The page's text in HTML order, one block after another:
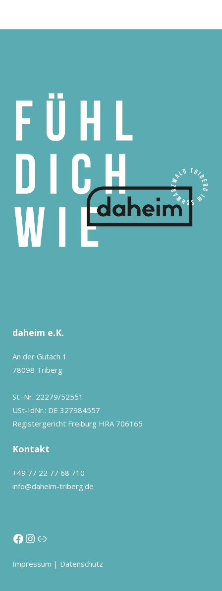
daheim e.K.
An der Gutach 1
78098 Triberg
St.-Nr: 22279/52551
USt-IdNr.: DE 327984557
Registergericht Freiburg HRA 706165
Kontakt
+49 77 22 77 68 710
info@daheim-triberg.de
Impressum | Datenschutz